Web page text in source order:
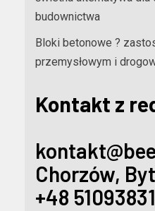
budownictwa
Bloki betonowe ?
przemysłowym i
Kontakt z
Chorzów,
+48